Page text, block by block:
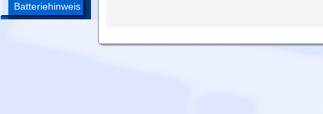
Batteriehinweis